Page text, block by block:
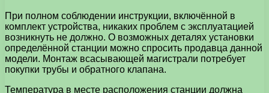
При полном соблюдении инструкции, включённой в
комплект устройства, никаких проблем с эксплуатацией
возникнуть не должно. О возможных деталях установки
определённой станции можно спросить продавца данной
модели. Монтаж всасывающей магистрали потребует
покупки трубы и обратного клапана.
Температура в месте расположения станции должна